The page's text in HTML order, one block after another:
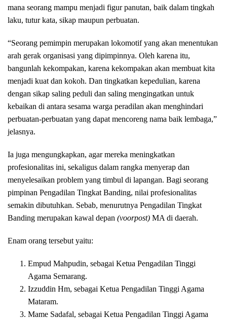
mana seorang mampu menjadi figur panutan, baik dalam tingkah
laku, tutur kata, sikap maupun perbuatan.
“Seorang pemimpin merupakan lokomotif yang akan menentukan
arah gerak organisasi yang dipimpinnya. Oleh karena itu,
bangunlah kekompakan, karena kekompakan akan membuat kita
menjadi kuat dan kokoh. Dan tingkatkan kepedulian, karena
dengan sikap saling peduli dan saling mengingatkan untuk
kebaikan di antara sesama warga peradilan akan menghindari
perbuatan-perbuatan yang dapat mencoreng nama baik lembaga,”
jelasnya.
Ia juga mengungkapkan, agar mereka meningkatkan
profesionalitas ini, sekaligus dalam rangka menyerap dan
menyelesaikan problem yang timbul di lapangan. Bagi seorang
pimpinan Pengadilan Tingkat Banding, nilai profesionalitas
semakin dibutuhkan. Sebab, menurutnya Pengadilan Tingkat
Banding merupakan kawal depan (voorpost) MA di daerah.
Enam orang tersebut yaitu:
Empud Mahpudin, sebagai Ketua Pengadilan Tinggi
Agama Semarang.
Izzuddin Hm, sebagai Ketua Pengadilan Tinggi Agama
Mataram.
Mame Sadafal, sebagai Ketua Pengadilan Tinggi Agama